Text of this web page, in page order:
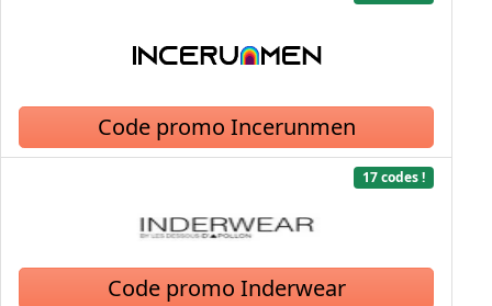
Code promo Incerunmen
17 codes !
Code promo Inderwear